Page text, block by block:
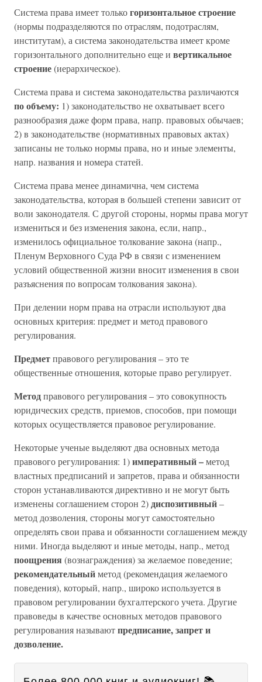
Система права имеет толькогоризонтальное строение
(нормы подразделяются по отраслям, подотраслям,
институтам), а система законодательства имеет кроме
горизонтального дополнительно еще и вертикальное
строение(иерархическое).
Система права и система законодательства различаются
по объему: 1) законодательство не охватывает всего
разнообразия даже форм права, напр. правовых обычаев;
2) в законодательстве (нормативных правовых актах)
записаны не только нормы права, но и иные элементы,
напр. названия и номера статей.
Система права менее динамична, чем система
законодательства, которая в большей степени зависит от
воли законодателя. С другой стороны, нормы права могут
измениться и без изменения закона, если, напр.,
изменилось официальное толкование закона (напр.,
Пленум Верховного Суда РФ в связи с изменением
условий общественной жизни вносит изменения в свои
разъяснения по вопросам толкования закона).
При делении норм права на отрасли используют два
основных критерия: предмет и метод правового
регулирования.
Предметправового регулирования – это те
общественные отношения, которые право регулирует.
Методправового регулирования – это совокупность
юридических средств, приемов, способов, при помощи
которых осуществляется правовое регулирование.
Некоторые ученые выделяют два основных метода
правового регулирования: 1)императивный –метод
властных предписаний и запретов, права и обязанности
сторон устанавливаются директивно и не могут быть
изменены соглашением сторон 2)диспозитивный–
метод дозволения, стороны могут самостоятельно
определять свои права и обязанности соглашением между
ними. Иногда выделяют и иные методы, напр., метод
поощрения (вознаграждения) за желаемое поведение;
рекомендательныйметод (рекомендация желаемого
поведения), который, напр., широко используется в
правовом регулировании бухгалтерского учета. Другие
правоведы в качестве основных методов правового
регулирования называютпредписание, запрет и
дозволение.